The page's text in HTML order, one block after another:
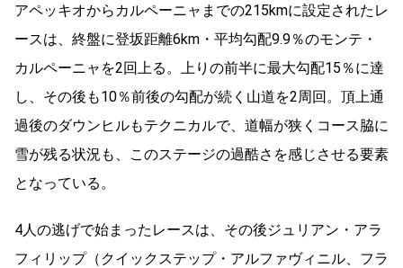
アペッキオからカルペーニャまでの215kmに設定されたレ
ースは、終盤に登坂距離6km ・平均勾配9.9％のモンテ・
カルペーニャを2回上る。上りの前半に最大勾配15 ％に達
し、その後も10％前後の勾配が続く山道を2周回。頂上通
過後のダウンヒルもテクニカルで、道幅が狭くコース脇に
雪が残る状況も、このステージの過酷さを感じさせる要素
となっている。
4人の逃げで始まったレースは、その後ジュリアン・アラ
フィリップ（クイックステップ・アルファヴィニル、フラ